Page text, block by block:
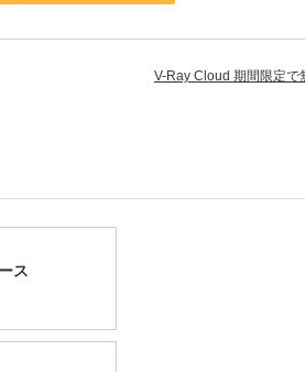
V-Ray Cloud 期間限定で
ス